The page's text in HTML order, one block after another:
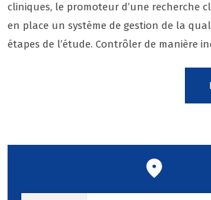
cliniques, le promoteur d’une recherche
en place un système de gestion de la
étapes de l’étude. Contrôler de manière